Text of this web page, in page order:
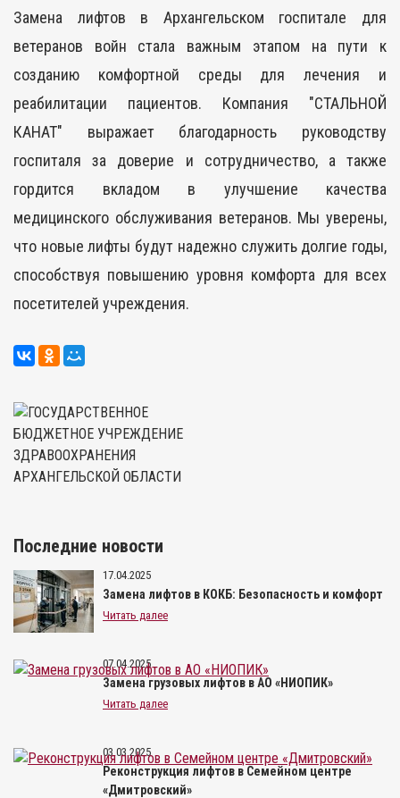
Замена лифтов в Архангельском госпитале для
ветеранов войн стала важным этапом на пути к
созданию комфортной среды для лечения и
реабилитации пациентов. Компания "СТАЛЬНОЙ
КАНАТ" выражает благодарность руководству
госпиталя за доверие и сотрудничество, а также
гордится вкладом в улучшение качества
медицинского обслуживания ветеранов. Мы уверены,
что новые лифты будут надежно служить долгие годы,
способствуя повышению уровня комфорта для всех
посетителей учреждения.
Последние новости
17.04.2025
Замена лифтов в КОКБ: Безопасность и комфорт
Читать далее
07.04.2025
Замена грузовых лифтов в АО «НИОПИК»
Читать далее
03.03.2025
Реконструкция лифтов в Семейном центре
«Дмитровский»